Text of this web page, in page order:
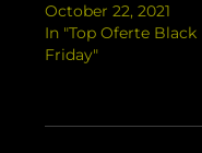
October 22, 2021
In "Top Oferte Black
Friday"